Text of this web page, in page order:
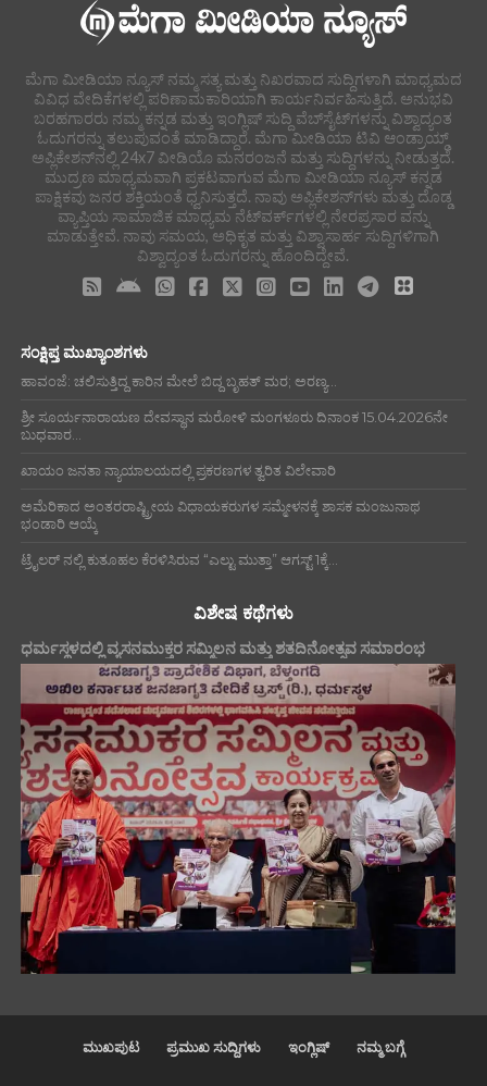
ಮೆಗಾ ಮೀಡಿಯಾ ನ್ಯೂಸ್ ನಮ್ಮ ಸತ್ಯ ಮತ್ತು ನಿಖರವಾದ ಸುದ್ದಿಗಳಾಗಿ ಮಾಧ್ಯಮದ
ವಿವಿಧ ವೇದಿಕೆಗಳಲ್ಲಿ ಪರಿಣಾಮಕಾರಿಯಾಗಿ ಕಾರ್ಯನಿರ್ವಹಿಸುತ್ತಿದೆ. ಅನುಭವಿ
ಬರಹಗಾರರು ನಮ್ಮ ಕನ್ನಡ ಮತ್ತು ಇಂಗ್ಲಿಷ್ ಸುದ್ದಿ ವೆಬ್‌ಸೈಟ್‌ಗಳನ್ನು ವಿಶ್ವಾದ್ಯಂತ
ಓದುಗರನ್ನು ತಲುಪುವಂತೆ ಮಾಡಿದ್ದಾರೆ. ಮೆಗಾ ಮೀಡಿಯಾ ಟಿವಿ ಆಂಡ್ರಾಯ್ಡ್
ಅಪ್ಲಿಕೇಶನ್‌ನಲ್ಲಿ 24x7 ವೀಡಿಯೊ ಮನರಂಜನೆ ಮತ್ತು ಸುದ್ದಿಗಳನ್ನು ನೀಡುತ್ತದೆ.
ಮುದ್ರಣ ಮಾಧ್ಯಮವಾಗಿ ಪ್ರಕಟವಾಗುವ ಮೆಗಾ ಮೀಡಿಯಾ ನ್ಯೂಸ್ ಕನ್ನಡ
ಪಾಕ್ಷಿಕವು ಜನರ ಶಕ್ತಿಯಂತೆ ಧ್ವನಿಸುತ್ತದೆ. ನಾವು ಅಪ್ಲಿಕೇಶನ್‌ಗಳು ಮತ್ತು ದೊಡ್ಡ
ವ್ಯಾಪ್ತಿಯ ಸಾಮಾಜಿಕ ಮಾಧ್ಯಮ ನೆಟ್‌ವರ್ಕ್‌ಗಳಲ್ಲಿ ನೇರಪ್ರಸಾರ ವನ್ನು
ಮಾಡುತ್ತೇವೆ. ನಾವು ಸಮಯ, ಅಧಿಕೃತ ಮತ್ತು ವಿಶ್ವಾಸಾರ್ಹ ಸುದ್ದಿಗಳಿಗಾಗಿ
ವಿಶ್ವಾದ್ಯಂತ ಓದುಗರನ್ನು ಹೊಂದಿದ್ದೇವೆ.
ಸಂಕ್ಷಿಪ್ತ ಮುಖ್ಯಾಂಶಗಳು
ಹಾವಂಜೆ: ಚಲಿಸುತ್ತಿದ್ದ ಕಾರಿನ ಮೇಲೆ ಬಿದ್ದ ಬೃಹತ್ ಮರ; ಅರಣ್ಯ...
ಶ್ರೀ ಸೂರ್ಯನಾರಾಯಣ ದೇವಸ್ಥಾನ ಮರೋಳಿ ಮಂಗಳೂರು ದಿನಾಂಕ 15.04.2026ನೇ
ಬುಧವಾರ...
ಖಾಯಂ ಜನತಾ ನ್ಯಾಯಾಲಯದಲ್ಲಿ ಪ್ರಕರಣಗಳ ತ್ವರಿತ ವಿಲೇವಾರಿ
ಅಮೆರಿಕಾದ ಅಂತರರಾಷ್ಟ್ರೀಯ ವಿಧಾಯಕರುಗಳ ಸಮ್ಮೇಳನಕ್ಕೆ ಶಾಸಕ ಮಂಜುನಾಥ
ಭಂಡಾರಿ ಆಯ್ಕೆ
ಟ್ರೈಲರ್ ನಲ್ಲಿ ಕುತೂಹಲ ಕೆರಳಿಸಿರುವ “ಎಲ್ಟು ಮುತ್ತಾ” ಆಗಸ್ಟ್ 1ಕ್ಕೆ...
ವಿಶೇಷ ಕಥೆಗಳು
ಧರ್ಮಸ್ಥಳದಲ್ಲಿ ವ್ಯಸನಮುಕ್ತರ ಸಮ್ಮಿಲನ ಮತ್ತು ಶತದಿನೋತ್ಸವ ಸಮಾರಂಭ
ಮುಖಪುಟ ಪ್ರಮುಖ ಸುದ್ದಿಗಳು ಇಂಗ್ಲಿಷ್ ನಮ್ಮ ಬಗ್ಗೆ